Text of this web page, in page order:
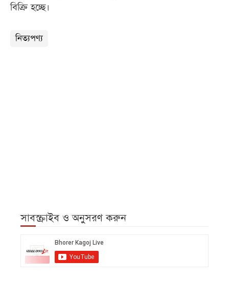
বিক্রি হচ্ছে।
নিত্যপণ্য
সাবস্ক্রাইব ও অনুসরণ করুন